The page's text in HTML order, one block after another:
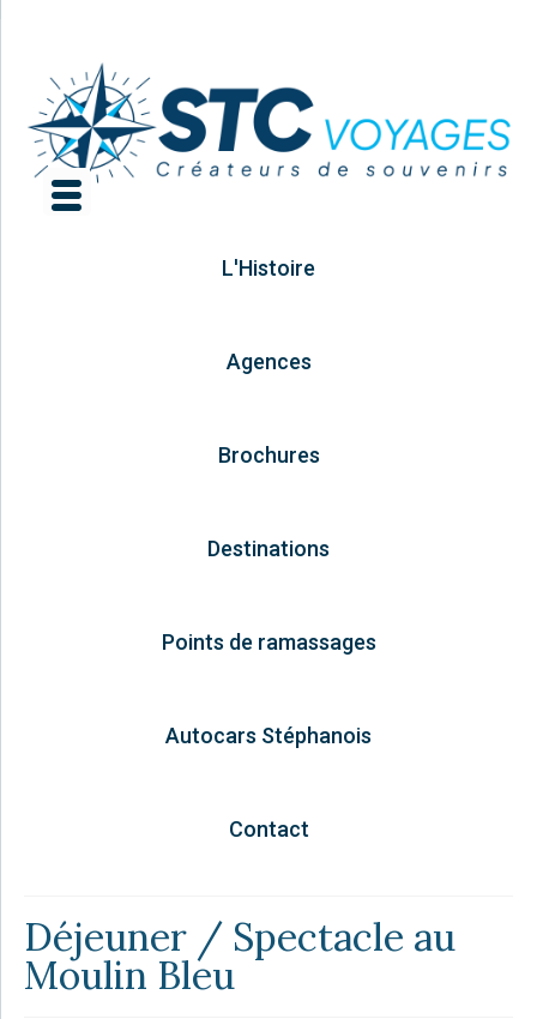
L'Histoire
Agences
Brochures
Destinations
Points de ramassages
Autocars Stéphanois
Contact
Déjeuner / Spectacle au
Moulin Bleu